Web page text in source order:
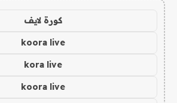
كورة لايف
koora live
kora live
koora live